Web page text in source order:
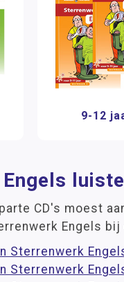
9-12
CD's moest
Engels
Sterrenwerk
Sterrenwerk